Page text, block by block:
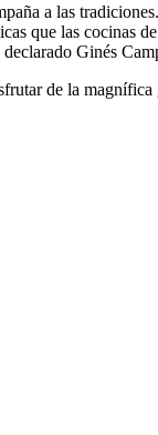
a las
que las cocinas
Ginés
de la